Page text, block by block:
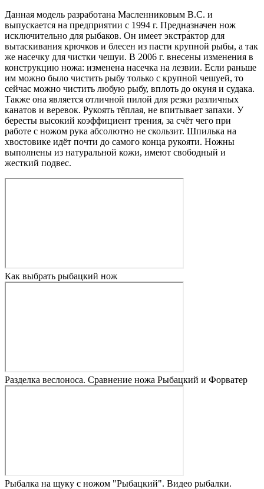
Данная модель разработана Масленниковым В.С. и
выпускается на предприятии с 1994 г. Предназначен нож
исключительно для рыбаков. Он имеет экстра́ктор для
вытаскивания крючков и блесен из пасти крупной рыбы, а так
же насечку для чистки чешуи. В 2006 г. внесены изменения в
конструкцию ножа: изменена насечка на лезвии. Если раньше
им можно было чистить рыбу только с крупной чешуей, то
сейчас можно чистить любую рыбу, вплоть до окуня и судака.
Также она является отличной пилой для резки различных
канатов и веревок. Рукоять тёплая, не впитывает запахи. У
бересты высокий коэффициент трения, за счёт чего при
работе с ножом рука абсолютно не скользит. Шпилька на
хвостовике идёт почти до самого конца рукояти. Ножны
выполнены из натуральной кожи, имеют свободный и
жесткий подвес.
Как выбрать рыбацкий нож
Разделка веслоноса. Сравнение ножа Рыбацкий и Форватер
Рыбалка на щуку с ножом "Рыбацкий". Видео рыбалки.